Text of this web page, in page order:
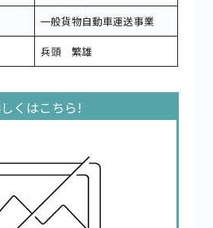
一般貨物自動車運送事業
兵頭 繁雄